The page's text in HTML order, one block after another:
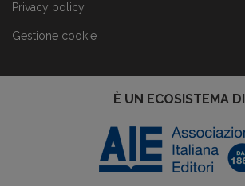
Privacy policy
Gestione cookie
È UN ECOSISTEMA DI